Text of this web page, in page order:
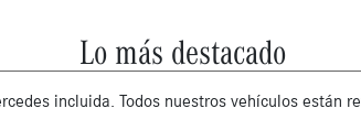
Lo más destacado
incluida. Todos nuestros vehículos están